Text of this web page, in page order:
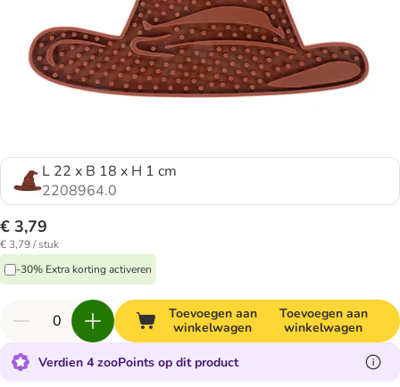
L 22 x B 18 x H 1 cm
2208964.0
€ 3,79
€ 3,79 / stuk
-30% Extra korting activeren
Toevoegen aan
winkelwagen
Toevoegen aan
winkelwagen
Verdien 4 zooPoints op dit product